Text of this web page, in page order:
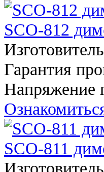
SCO-812
Изготовитель
Гарантия
Напряжение
SCO-811
Изготовитель